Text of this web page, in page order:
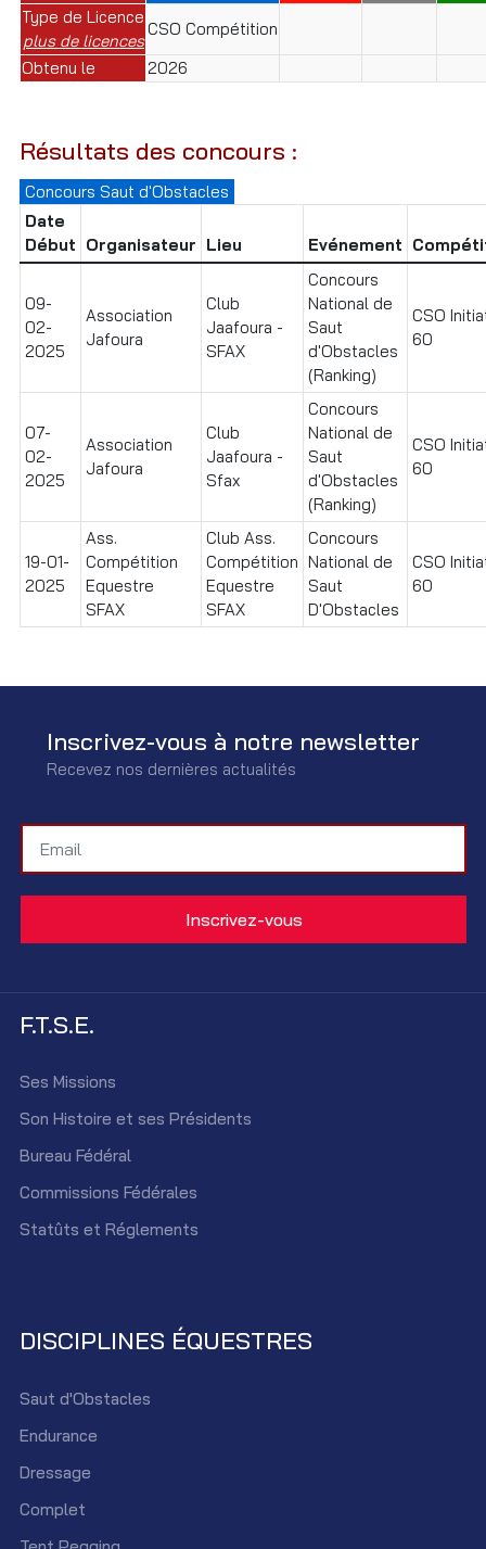
Type de Licence
plus de licences
CSO Compétition
Obtenu le
2026
Résultats des concours :
Concours Saut d'Obstacles
Date
Début Organisateur Lieu Evénement
09-
02-
2025
Association
Jafoura
Club
Jaafoura -
SFAX
Concours
National de
Saut
d'Obstacles
(Ranking)
CSO
60
07-
02-
2025
Association
Jafoura
Club
Jaafoura -
Sfax
Concours
National de
Saut
d'Obstacles
(Ranking)
CSO
60
19-01-
2025
Ass.
Compétition
Equestre
SFAX
Club Ass.
Compétition
Equestre
SFAX
Concours
National de
Saut
D'Obstacles
CSO
60
Inscrivez-vous à notre newsletter
Recevez nos dernières actualités
F.T.S.E.
Ses Missions
Son Histoire et ses Présidents
Bureau Fédéral
Commissions Fédérales
Statûts et Réglements
DISCIPLINES ÉQUESTRES
Saut d'Obstacles
Endurance
Dressage
Complet